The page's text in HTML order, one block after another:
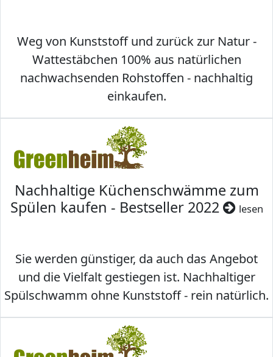
Weg von Kunststoff und zurück zur Natur -
Wattestäbchen 100% aus natürlichen
nachwachsenden Rohstoffen - nachhaltig
einkaufen.
Nachhaltige Küchenschwämme zum
Spülen kaufen - Bestseller 2022
lesen
Sie werden günstiger, da auch das Angebot
und die Vielfalt gestiegen ist. Nachhaltiger
Spülschwamm ohne Kunststoff - rein natürlich.